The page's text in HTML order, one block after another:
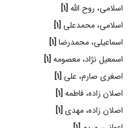
اسلامی، روح الله [1]
اسلامی، محمدعلی [1]
اسماعیلی، محمدرضا [1]
اسمعیل نژاد، معصومه [1]
اصغری صارم، علی [1]
اصلان زاده، فاطمه [1]
اصلان زاده، مهدی [1]